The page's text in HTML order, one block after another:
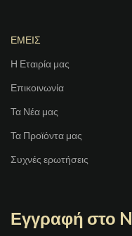
ΕΜΕΙΣ
Η Εταιρία μας
Επικοινωνία
Τα Νέα μας
Τα Προϊόντα μας
Συχνές ερωτήσεις
Εγγραφή στο